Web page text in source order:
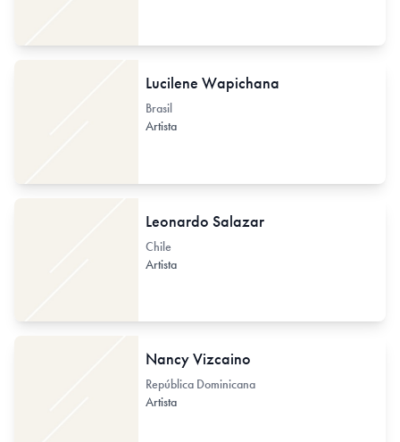
Lucilene Wapichana
Brasil
Artista
Leonardo Salazar
Chile
Artista
Nancy Vizcaino
República Dominicana
Artista